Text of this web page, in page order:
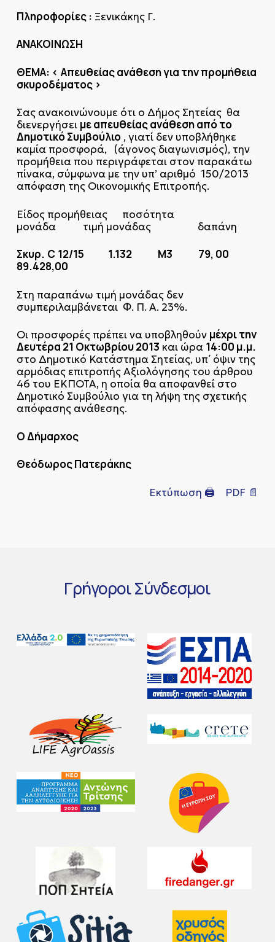
Πληροφορίες : Ξενικάκης Γ.
ΑΝΑΚΟΙΝΩΣΗ
ΘΕΜΑ: < Απευθείας ανάθεση για την προμήθεια
σκυροδέματος >
Σας ανακοινώνουμε ότι ο Δήμος Σητείας θα
διενεργήσει με απευθείας ανάθεση από το
Δημοτικό Συμβούλιο, γιατί δεν υποβλήθηκε
καμία προσφορά, (άγονος διαγωνισμός), την
προμήθεια που περιγράφεται στον παρακάτω
πίνακα, σύμφωνα με την υπ’ αριθμό 150/2013
απόφαση της Οικονομικής Επιτροπής.
Είδος προμήθειας ποσότητα
μονάδα τιμή μονάδας δαπάνη
Σκυρ. C 12/15 1.132 Μ3 79, 00
89.428,00
Στη παραπάνω τιμή μονάδας δεν
συμπεριλαμβάνεται Φ. Π. Α. 23%.
Οι προσφορές πρέπει να υποβληθούν μέχρι την
Δευτέρα 21 Οκτωβρίου 2013 και ώρα 14:00 μ.μ.
στο Δημοτικό Κατάστημα Σητείας, υπ΄ όψιν της
αρμόδιας επιτροπής Αξιολόγησης του άρθρου
46 του ΕΚΠΟΤΑ, η οποία θα αποφανθεί στο
Δημοτικό Συμβούλιο για τη λήψη της σχετικής
απόφασης ανάθεσης.
Ο Δήμαρχος
Θεόδωρος Πατεράκης
Εκτύπωση 🖨 PDF 📄
ΓρήγοροιΣύνδεσμοι